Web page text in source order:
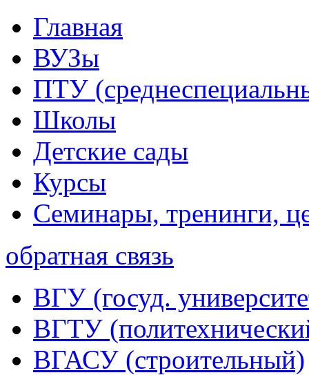
Главная
ВУЗы
ПТУ
Школы
Детские сады
Курсы
Семинары, тренинги,
обратная связь
ВГУ (госуд.
ВГТУ
ВГАСУ (строительный)